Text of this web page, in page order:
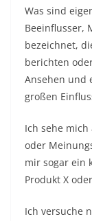
Was sind
Beeinflusser,
bezeichnet,
berichten
Ansehen und
großen
Ich sehe
oder
mir sogar ein
Produkt X
Ich versuche